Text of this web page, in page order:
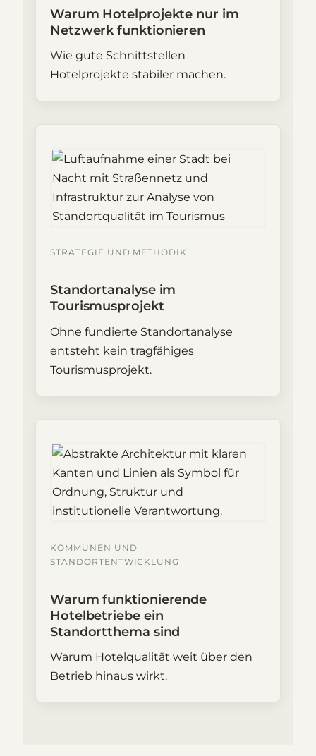
Warum Hotelprojekte nur im
Netzwerk funktionieren
Wie gute Schnittstellen
Hotelprojekte stabiler machen.
STRATEGIE UND METHODIK
Standortanalyse im
Tourismusprojekt
Ohne fundierte Standortanalyse
entsteht kein tragfähiges
Tourismusprojekt.
KOMMUNEN UND
STANDORTENTWICKLUNG
Warum funktionierende
Hotelbetriebe ein
Standortthema sind
Warum Hotelqualität weit über den
Betrieb hinaus wirkt.